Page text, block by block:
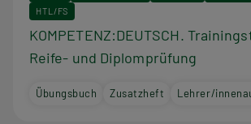
HTL/FS
KOMPETENZ:DEUTSCH.
Reife- und Diplomprüfung
Übungsbuch Zusatzheft Lehrer/